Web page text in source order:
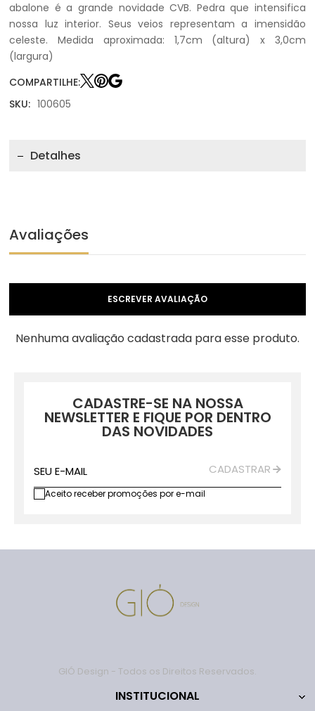
abalone é a grande novidade CVB. Pedra que intensifica
nossa luz interior. Seus veios representam a imensidão
celeste. Medida aproximada: 1,7cm (altura) x 3,0cm
(largura)
COMPARTILHE:
SKU: 100605
Detalhes
Avaliações
ESCREVER AVALIAÇÃO
Nenhuma avaliação cadastrada para esse produto.
CADASTRE-SE NA NOSSA
NEWSLETTER E FIQUE POR DENTRO
DAS NOVIDADES
SEU E-MAIL CADASTRAR
Aceito receber promoções por e-mail
GIÓ Design - Todos os Direitos Reservados.
INSTITUCIONAL